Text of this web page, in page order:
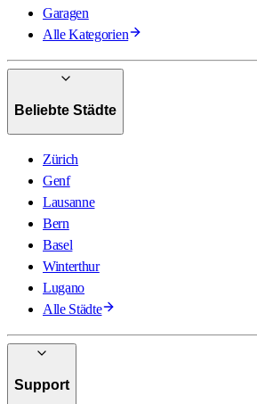
Garagen
Alle Kategorien
Beliebte Städte
Zürich
Genf
Lausanne
Bern
Basel
Winterthur
Lugano
Alle Städte
Support